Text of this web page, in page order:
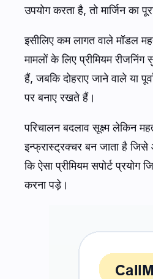
उपयोग करता है, तो मार्जिन का
इसीलिए कम लागत वाले मॉडल
मामलों के लिए प्रीमियम
हैं, जबकि दोहराए जाने वाले या
पर बनाए रखते हैं।
परिचालन बदलाव सूक्ष्म लेकिन
इन्फ्रास्ट्रक्चर बन जाता है
कि ऐसा प्रीमियम सपोर्ट प्रयोग
करना पड़े।